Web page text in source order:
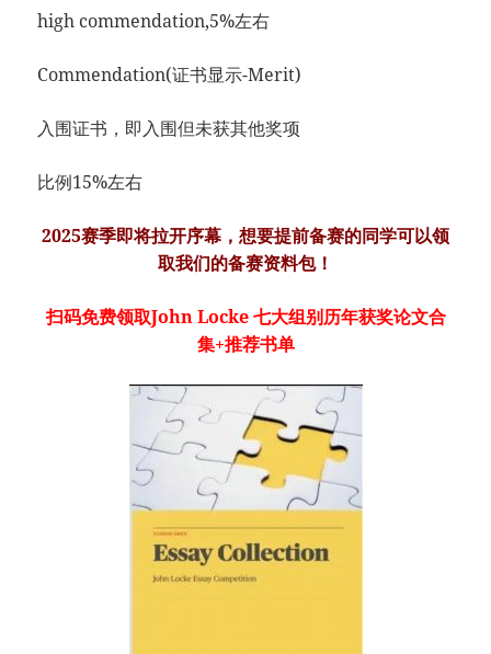
high commendation,5%左右
Commendation(证书显示-Merit)
入围证书，即入围但未获其他奖项
比例15%左右
2025赛季即将拉开序幕，想要提前备赛的同学可以领
取我们的备赛资料包！
扫码免费领取John Locke 七大组别历年获奖论文合
集+推荐书单